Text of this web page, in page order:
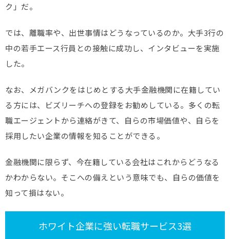
ク」だ。
では、離職率や、出世事情はどうなっているのか。大手3行の
中の若手エース行員との接触に成功し、インタビューを実施
した。
なお、メガバンクをはじめとする大手金融機関に在籍してい
る方には、ビズリーチへの登録をお勧めしている。多くの転
職エージェントから連絡がきて、自らの市場価値や、自らを
採用したい企業の情報を知ることができる。
金融機関に限らず、今在籍している会社はこれからどうなる
かわからない。そこへの備えという意味でも、自らの価値を
知って損はない。
ホワイト企業に強い転職サービス3選